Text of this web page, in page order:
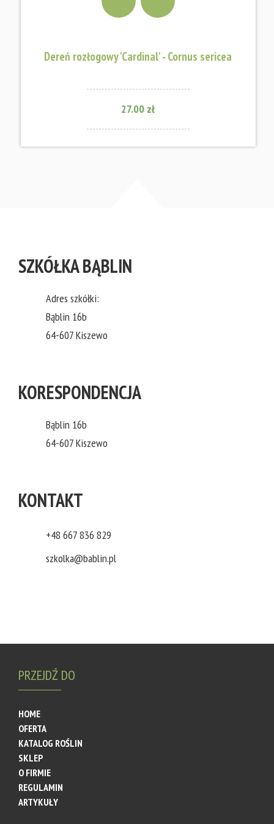
Dereń rozłogowy 'Cardinal' - Cornus sericea
27.00 zł
SZKÓŁKA BĄBLIN
Adres szkółki:
Bąblin 16b
64-607 Kiszewo
KORESPONDENCJA
Bąblin 16b
64-607 Kiszewo
KONTAKT
+48 667 836 829
szkolka@bablin.pl
PRZEJDŹ DO
HOME
OFERTA
KATALOG ROŚLIN
SKLEP
O FIRMIE
REGULAMIN
ARTYKUŁY